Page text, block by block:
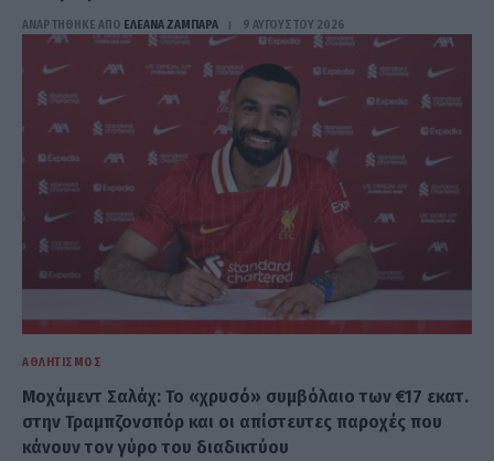
ΑΝΑΡΤΗΘΗΚΕ ΑΠΟ ΕΛΕΑΝΑ ΖΑΜΠΑΡΑ 9 ΑΥΓΟΎΣΤΟΥ 2026
ΑΘΛΗΤΙΣΜΌΣ
Μοχάμεντ Σαλάχ: Το «χρυσό» συμβόλαιο των €17 εκατ.
στην Τραμπζονσπόρ και οι απίστευτες παροχές που
κάνουν τον γύρο του διαδικτύου